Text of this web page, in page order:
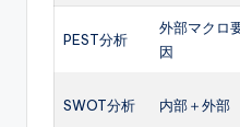
PEST分析
外部マクロ
因
SWOT分析 内部＋外部